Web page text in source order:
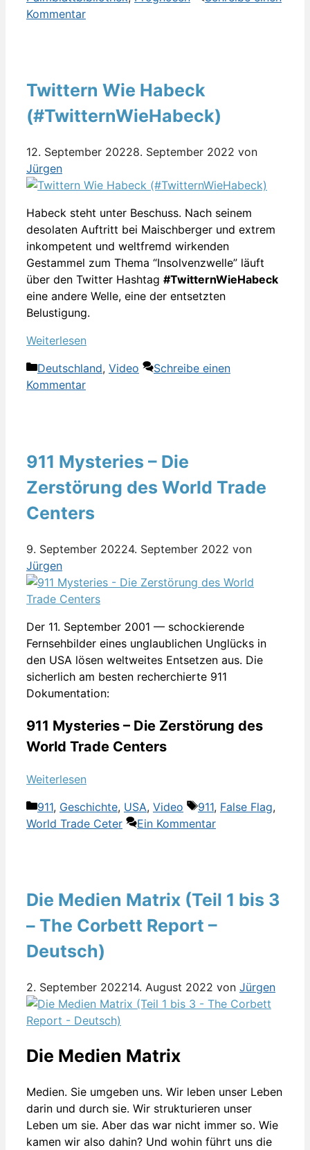
Kommentar
Twittern Wie Habeck
(#TwitternWieHabeck)
12. September 20228. September 2022 von
Jürgen
Habeck steht unter Beschuss. Nach seinem
desolaten Auftritt bei Maischberger und extrem
inkompetent und weltfremd wirkenden
Gestammel zum Thema “Insolvenzwelle” läuft
über den Twitter Hashtag #TwitternWieHabeck
eine andere Welle, eine der entsetzten
Belustigung.
Weiterlesen
Kategorien
Deutschland, Video
Schreibe einen
Kommentar
911 Mysteries – Die
Zerstörung des World Trade
Centers
9. September 20224. September 2022 von
Jürgen
Der 11. September 2001 — schockierende
Fernsehbilder eines unglaublichen Unglücks in
den USA lösen weltweites Entsetzen aus. Die
sicherlich am besten recherchierte 911
Dokumentation:
911 Mysteries – Die Zerstörung des
World Trade Centers
Weiterlesen
Kategorien
911, Geschichte, USA, Video Schlagwörter
911, False Flag,
World Trade Ceter
Ein Kommentar
Die Medien Matrix (Teil 1 bis 3
– The Corbett Report –
Deutsch)
2. September 202214. August 2022 von Jürgen
Die Medien Matrix
Medien. Sie umgeben uns. Wir leben unser Leben
darin und durch sie. Wir strukturieren unser
Leben um sie. Aber das war nicht immer so. Wie
kamen wir also dahin? Und wohin führt uns die